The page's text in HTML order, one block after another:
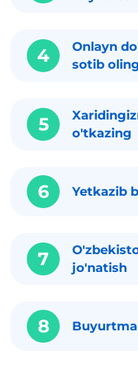
4
Onlayn
sotib
5
o'tkazing
6 Yetkazib
7
jo'natish
8